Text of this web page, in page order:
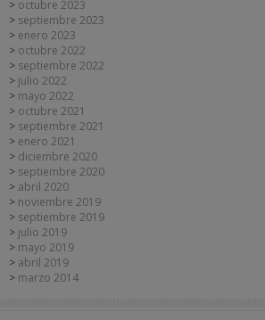
octubre 2023
septiembre 2023
enero 2023
octubre 2022
septiembre 2022
julio 2022
mayo 2022
octubre 2021
septiembre 2021
enero 2021
diciembre 2020
septiembre 2020
abril 2020
noviembre 2019
septiembre 2019
julio 2019
mayo 2019
abril 2019
marzo 2014